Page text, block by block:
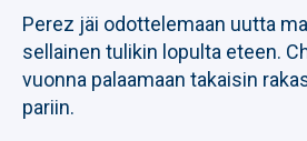
Perez jäi odottelemaan uutta
sellainen tulikin lopulta eteen.
vuonna palaamaan takaisin
pariin.